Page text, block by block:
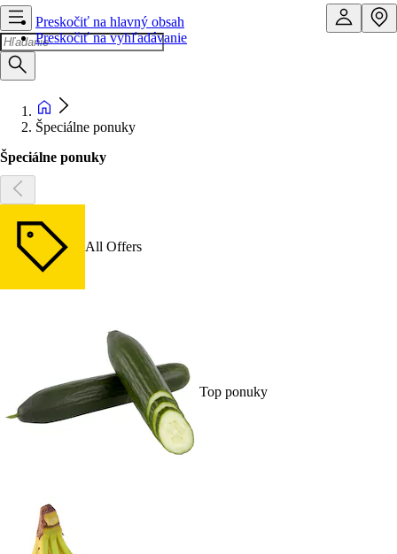
Preskočiť na hlavný obsah
Preskočiť na vyhľadávanie
Špeciálne ponuky
Špeciálne ponuky
All Offers
Top ponuky